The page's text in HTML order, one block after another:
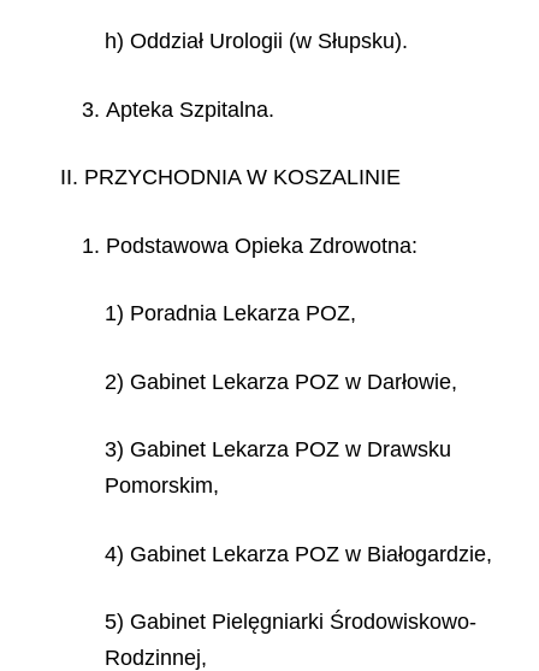
h) Oddział Urologii (w Słupsku).
3. Apteka Szpitalna.
II. PRZYCHODNIA W KOSZALINIE
1. Podstawowa Opieka Zdrowotna:
1) Poradnia Lekarza POZ,
2) Gabinet Lekarza POZ w Darłowie,
3) Gabinet Lekarza POZ w Drawsku
Pomorskim,
4) Gabinet Lekarza POZ w Białogardzie,
5) Gabinet Pielęgniarki Środowiskowo-
Rodzinnej,